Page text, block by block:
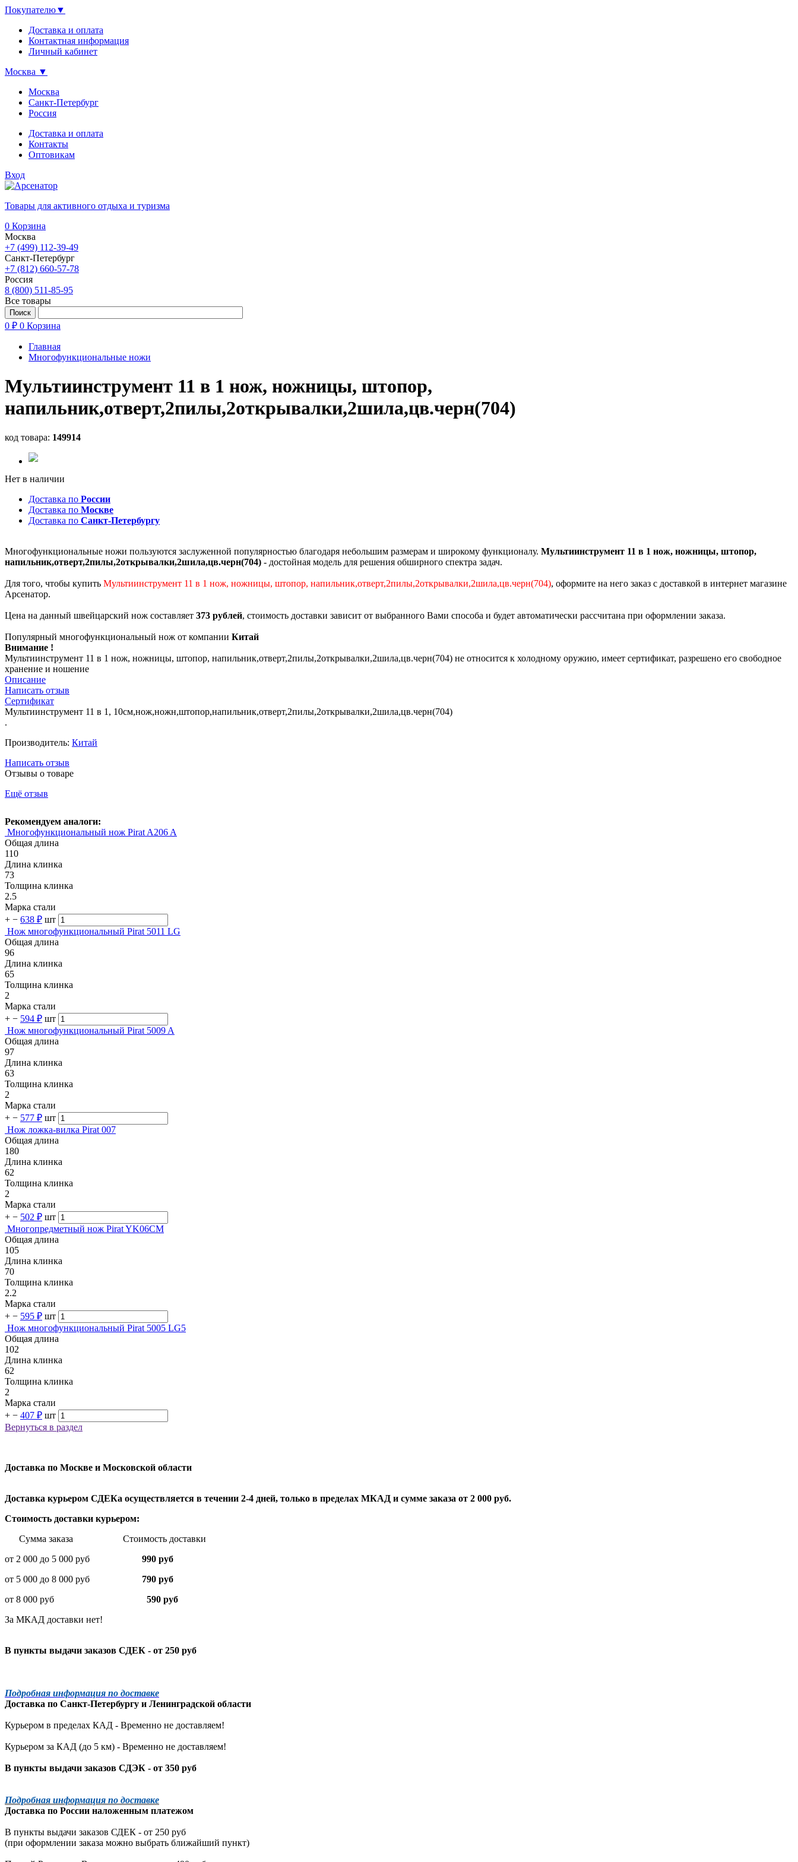
Покупателю▼
Доставка и оплата
Контактная информация
Личный кабинет
Москва ▼
Москва
Санкт-Петербург
Россия
Доставка и оплата
Контакты
Оптовикам
Вход
Товары для активного отдыха и туризма
0 Корзина
Москва
+7 (499) 112-39-49
Санкт-Петербург
+7 (812) 660-57-78
Россия
8 (800) 511-85-95
Все товары
0 ₽ 0 Корзина
Главная
Многофункциональные ножи
Мультиинструмент 11 в 1 нож, ножницы, штопор,
напильник,отверт,2пилы,2открывалки,2шила,цв.черн(704)
код товара: 149914
Нет в наличии
Доставка по России
Доставка по Москве
Доставка по Санкт-Петербургу
Многофункциональные ножи пользуются заслуженной популярностью благодаря небольшим размерам и широкому функционалу. Мультиинструмент 11 в 1 нож, ножницы, штопор,
напильник,отверт,2пилы,2открывалки,2шила,цв.черн(704) - достойная модель для решения обширного спектра задач.
Для того, чтобы купить Мультиинструмент 11 в 1 нож, ножницы, штопор, напильник,отверт,2пилы,2открывалки,2шила,цв.черн(704), оформите на него заказ с доставкой в интернет магазине
Арсенатор.
Цена на данный швейцарский нож составляет 373 рублей, стоимость доставки зависит от выбранного Вами способа и будет автоматически рассчитана при оформлении заказа.
Популярный многофункциональный нож от компании Китай
Внимание !
Мультиинструмент 11 в 1 нож, ножницы, штопор, напильник,отверт,2пилы,2открывалки,2шила,цв.черн(704) не относится к холодному оружию, имеет сертификат, разрешено его свободное
хранение и ношение
Описание
Написать отзыв
Сертификат
Мультиинструмент 11 в 1, 10см,нож,ножн,штопор,напильник,отверт,2пилы,2открывалки,2шила,цв.черн(704)
.
Производитель: Китай
Написать отзыв
Отзывы о товаре
Ещё отзыв
Рекомендуем аналоги:
Многофункциональный нож Pirat A206 A
Общая длина
110
Длина клинка
73
Толщина клинка
2.5
Марка стали
+ − 638 ₽ шт
Нож многофункциональный Pirat 5011 LG
Общая длина
96
Длина клинка
65
Толщина клинка
2
Марка стали
+ − 594 ₽ шт
Нож многофункциональный Pirat 5009 A
Общая длина
97
Длина клинка
63
Толщина клинка
2
Марка стали
+ − 577 ₽ шт
Нож ложка-вилка Pirat 007
Общая длина
180
Длина клинка
62
Толщина клинка
2
Марка стали
+ − 502 ₽ шт
Многопредметный нож Pirat YK06CM
Общая длина
105
Длина клинка
70
Толщина клинка
2.2
Марка стали
+ − 595 ₽ шт
Нож многофункциональный Pirat 5005 LG5
Общая длина
102
Длина клинка
62
Толщина клинка
2
Марка стали
+ − 407 ₽ шт
Вернуться в раздел
Доставка по Москве и Московской области
Доставка курьером СДЕКа осуществляется в течении 2-4 дней, только в пределах МКАД и сумме заказа от 2 000 руб.
Стоимость доставки курьером:
Сумма заказа Стоимость доставки
от 2 000 до 5 000 руб
990 руб
от 5 000 до 8 000 руб 790 руб
от 8 000 руб 590 руб
За МКАД доставки нет!
В пункты выдачи заказов СДЕК - от 250 руб
Подробная информация по доставке
Доставка по Санкт-Петербургу и Ленинградской области
Курьером в пределах КАД - Временно не доставляем!
Курьером за КАД (до 5 км) - Временно не доставляем!
В пункты выдачи заказов СДЭК - от 350 руб
Подробная информация по доставке
Доставка по России наложенным платежом
В пункты выдачи заказов СДЕК - от 250 руб
(при оформлении заказа можно выбрать ближайший пункт)